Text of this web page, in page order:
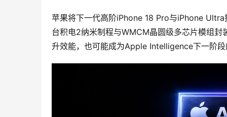
苹果将下一代高阶iPhone 18 Pro与iPhone
台积电2纳米制程与WMCM晶圆级多芯片模组
升效能，也可能成为Apple Intelligence下一阶